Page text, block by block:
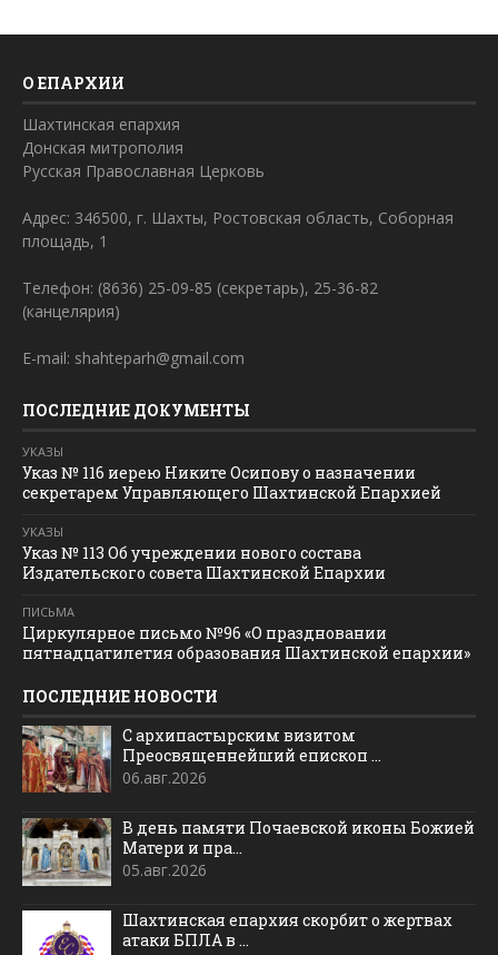
О ЕПАРХИИ
Шахтинская епархия
Донская митрополия
Русская Православная Церковь
Адрес: 346500, г. Шахты, Ростовская область, Соборная
площадь, 1
Телефон: (8636) 25-09-85 (секретарь), 25-36-82
(канцелярия)
E-mail: shahteparh@gmail.com
ПОСЛЕДНИЕ ДОКУМЕНТЫ
УКАЗЫ
Указ № 116 иерею Никите Осипову о назначении
секретарем Управляющего Шахтинской Епархией
УКАЗЫ
Указ № 113 Об учреждении нового состава
Издательского совета Шахтинской Епархии
ПИСЬМА
Циркулярное письмо №96 «О праздновании
пятнадцатилетия образования Шахтинской епархии»
ПОСЛЕДНИЕ НОВОСТИ
С архипастырским визитом
Преосвященнейший епископ ...
06.авг.2026
В день памяти Почаевской иконы Божией
Матери и пра...
05.авг.2026
Шахтинская епархия скорбит о жертвах
атаки БПЛА в ...